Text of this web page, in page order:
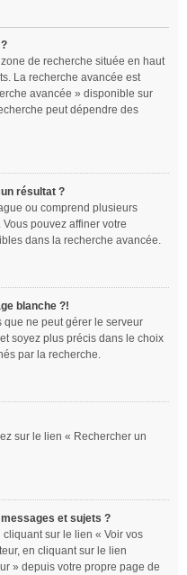
de recherche située en haut
La recherche avancée est
avancée » disponible sur
peut dépendre des
résultat ?
ou comprend plusieurs
pouvez affiner votre
dans la recherche avancée.
blanche ?!
que ne peut gérer le serveur
soyez plus précis dans le choix
par la recherche.
sur le lien « Rechercher un
et sujets ?
sur le lien « Voir vos
en cliquant sur le lien
» depuis votre propre page de